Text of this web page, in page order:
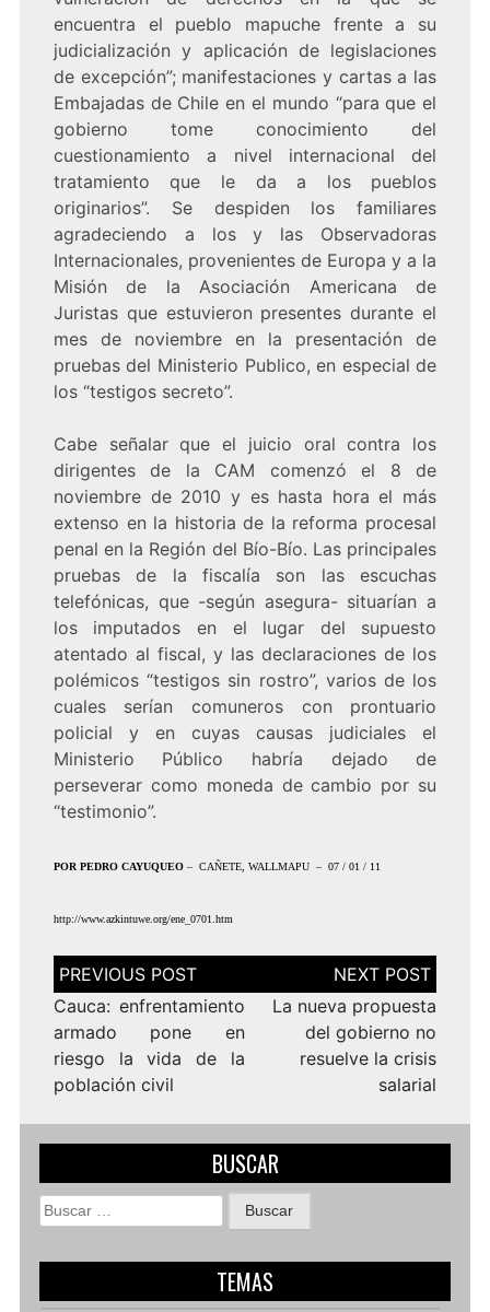
encuentra el pueblo mapuche frente a su
judicialización y aplicación de legislaciones
de excepción”; manifestaciones y cartas a las
Embajadas de Chile en el mundo “para que el
gobierno tome conocimiento del
cuestionamiento a nivel internacional del
tratamiento que le da a los pueblos
originarios”. Se despiden los familiares
agradeciendo a los y las Observadoras
Internacionales, provenientes de Europa y a la
Misión de la Asociación Americana de
Juristas que estuvieron presentes durante el
mes de noviembre en la presentación de
pruebas del Ministerio Publico, en especial de
los “testigos secreto”.
Cabe señalar que el juicio oral contra los
dirigentes de la CAM comenzó el 8 de
noviembre de 2010 y es hasta hora el más
extenso en la historia de la reforma procesal
penal en la Región del Bío-Bío. Las principales
pruebas de la fiscalía son las escuchas
telefónicas, que -según asegura- situarían a
los imputados en el lugar del supuesto
atentado al fiscal, y las declaraciones de los
polémicos “testigos sin rostro”, varios de los
cuales serían comuneros con prontuario
policial y en cuyas causas judiciales el
Ministerio Público habría dejado de
perseverar como moneda de cambio por su
“testimonio”.
POR PEDRO CAYUQUEO – CAÑETE, WALLMAPU – 07 / 01 / 11
http://www.azkintuwe.org/ene_0701.htm
Navegación
de
entradas
Cauca: enfrentamiento
armado pone en
riesgo la vida de la
población civil
La nueva propuesta
del gobierno no
resuelve la crisis
salarial
BUSCAR
Buscar:
TEMAS